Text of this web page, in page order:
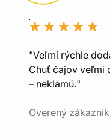
"Veľmi rýchle
Chuť čajov veľmi
– neklamú."
Overený